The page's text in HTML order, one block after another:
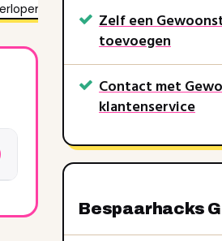
werkt soms nog
Zelf een
toevoegen
Contact met
klantenservice
Bespaarhacks